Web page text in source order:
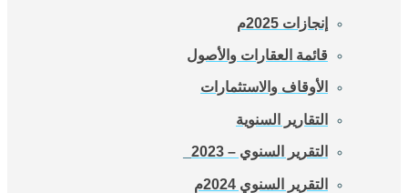
إنجازات 2025م
قائمة العقارات والأصول
الأوقاف والاستثمارات
التقارير السنوية
التقرير السنوي – 2023_
التقرير السنوي 2024م